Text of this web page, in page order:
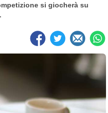
si giocherà su